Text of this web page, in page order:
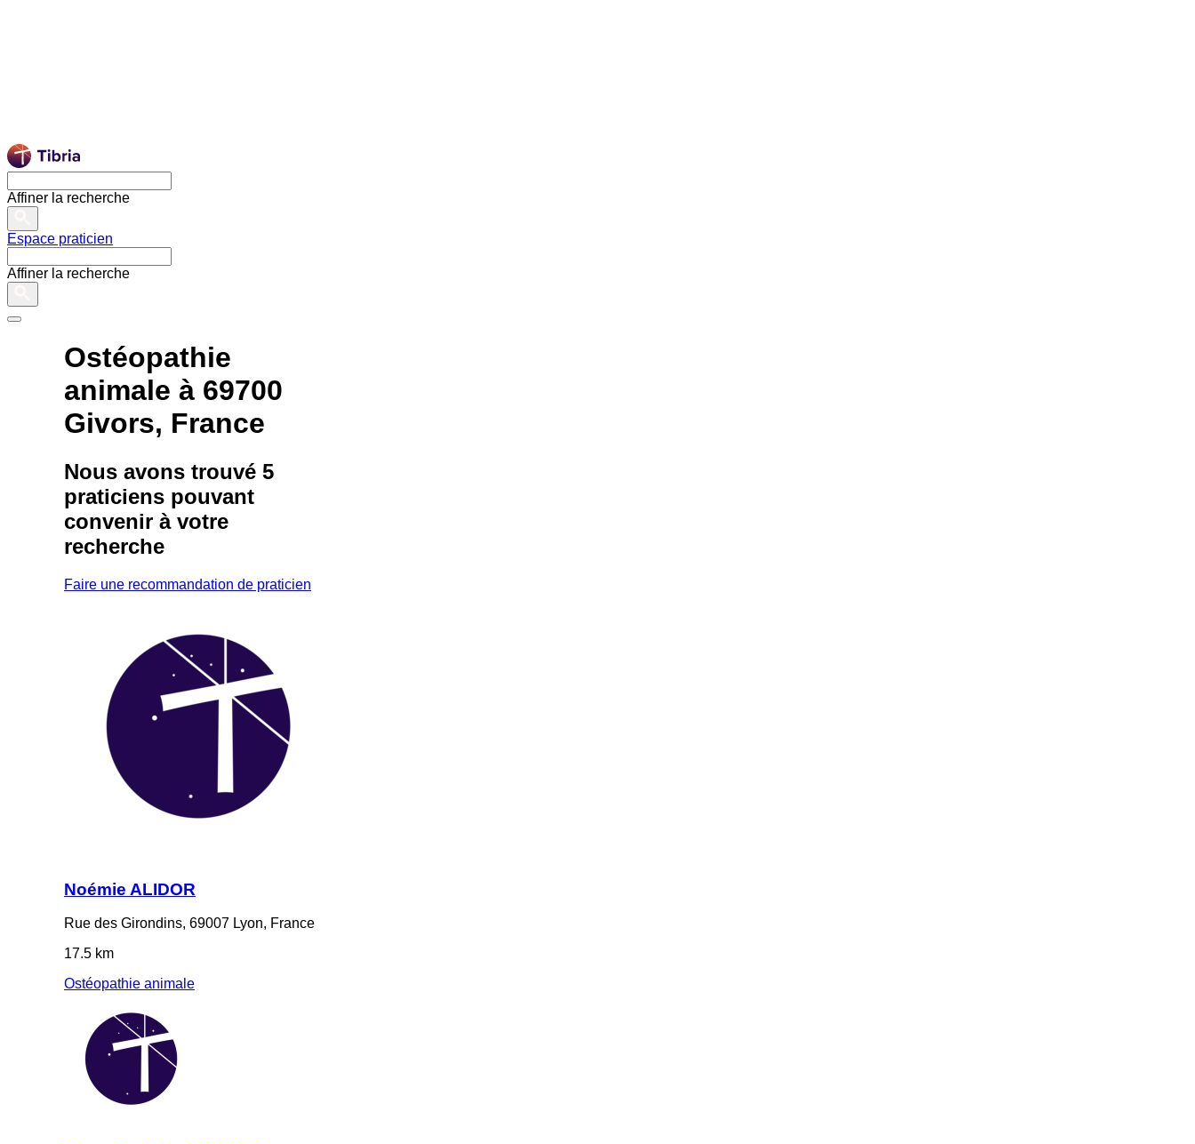
Affiner la recherche
Espace praticien
Affiner la recherche
Ostéopathie
animale à 69700
Givors, France
Nous avons trouvé 5
praticiens pouvant
convenir à votre
recherche
Faire une recommandation de praticien
Noémie ALIDOR
Rue des Girondins, 69007 Lyon, France
17.5 km
Ostéopathie animale